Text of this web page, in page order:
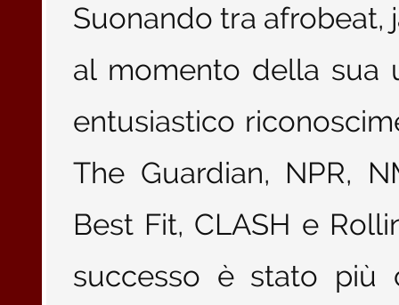
Suonando tra afrobeat,
al momento della sua
entusiastico
The Guardian, NPR,
Best Fit, CLASH e
successo è stato più